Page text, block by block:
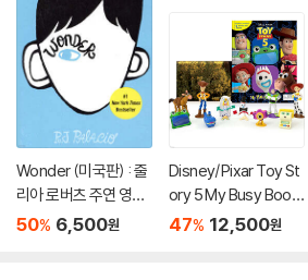
Wonder (미국판) : 줄
리아 로버츠 주연 영화
'원더' 원작 소설
50% 6,500원
Disney/Pixar Toy St
ory 5 My Busy Book
s
47% 12,500원